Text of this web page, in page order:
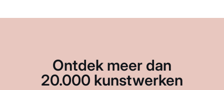
Ontdek meer dan
20.000 kunstwerken